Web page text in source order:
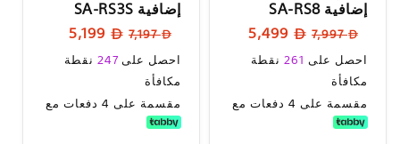
إضافية SA-RS8
السعر
العادي
7,997
سعر
البيع
سعر
البيع
احصل على 261 نقطة
مكافأة
مقسمة على 4 دفعات مع
إضافية SA-RS3S
السعر
العادي
7,197
سعر
البيع
سعر
البيع
احصل على 247 نقطة
مكافأة
مقسمة على 4 دفعات مع